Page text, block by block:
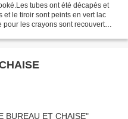
tubes ont été décapés et
le tiroir sont peints en vert lac
les crayons sont recouvert